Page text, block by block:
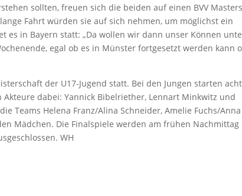
sollten, freuen sich die beiden auf einen BVV Masters
Fahrt würden sie auf sich nehmen, um möglichst ein
es in Bayern statt: „Da wollen wir dann unser Können
egal ob es in Münster fortgesetzt werden kann
der U17-Jugend statt. Bei den Jungen starten
dabei: Yannick Bibelriether, Lennart Minkwitz und
Teams Helena Franz/Alina Schneider, Amelie Fuchs/Anna
Mädchen. Die Finalspiele werden am frühen Nachmittag
WH